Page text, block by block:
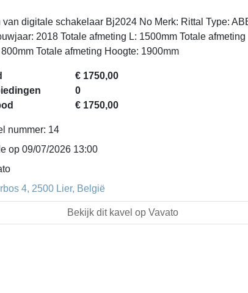
van digitale schakelaar Bj2024 No Merk: Rittal Type:
2018 Totale afmeting L: 1500mm Totale afmeting
Totale afmeting Hoogte: 1900mm
€ 1750,00
0
€ 1750,00
nummer: 14
op 09/07/2026 13:00
4, 2500 Lier, België
Bekijk dit kavel op Vavato